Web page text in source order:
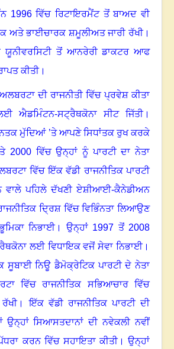
1996ਵਿੱਚ ਰਿਟਾਇਰਮੈਂਟ ਤੋਂ ਬਾਅਦ ਵੀ
ਅਤੇ ਭਾਈਚਾਰਕ ਸ਼ਮੂਲੀਅਤ ਜਾਰੀ ਰੱਖੀ।
ਯੂਨੀਵਰਸਿਟੀ ਤੋਂ ਆਨਰੇਰੀ ਡਾਕਟਰ ਆਫ
ਕੀਤੀ।
ਦੀ ਰਾਜਨੀਤੀ ਵਿੱਚ ਪ੍ਰਵੇਸ਼ ਕੀਤਾ
ਐਡਮਿੰਟਨ-ਸਟ੍ਰੈਥਕੋਨਾ ਸੀਟ ਜਿੱਤੀ।
ਮੁੱਦਿਆਂ ’ਤੇ ਆਪਣੇ ਸਿਧਾਂਤਕ ਰੁਖ ਕਰਕੇ
2000 ਵਿੱਚ ਉਨ੍ਹਾਂ ਨੂੰ ਪਾਰਟੀ ਦਾ ਨੇਤਾ
ਵਿੱਚ ਇੱਕ ਵੱਡੀ ਰਾਜਨੀਤਿਕ ਪਾਰਟੀ
ਪਹਿਲੇ ਦੱਖਣੀ ਏਸ਼ੀਆਈ-ਕੈਨੇਡੀਅਨ
ਦ੍ਰਿਸ਼ ਵਿੱਚ ਵਿਭਿੰਨਤਾ ਲਿਆਉਣ
ਨਿਭਾਈ। ਉਨ੍ਹਾਂ 1997 ਤੋਂ 2008
ਲਈ ਵਿਧਾਇਕ ਵਜੋਂ ਸੇਵਾ ਨਿਭਾਈ।
ਸੂਬਾਈ ਨਿਊ ਡੈਮੋਕ੍ਰੇਟਿਕ ਪਾਰਟੀ ਦੇ ਨੇਤਾ
ਵਿੱਚ ਰਾਜਨੀਤਿਕ ਸਭਿਆਚਾਰ ਵਿੱਚ
।ਇੱਕ ਵੱਡੀ ਰਾਜਨੀਤਿਕ ਪਾਰਟੀ ਦੀ
ਸਿਆਸਤਦਾਨਾਂ ਦੀ ਨਵੇਕਲੀ ਨਵੀਂ
ਕਰਨ ਵਿੱਚ ਸਹਾਇਤਾ ਕੀਤੀ। ਉਨ੍ਹਾਂ